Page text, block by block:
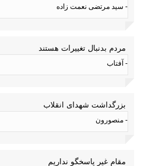
- سید مرتضی نعمت زاده
مردم بدنبال تغییرات هستند
- آفتاب
بزرگداشت شهدای انقلاب
- منصورون
مقام غیر پاسخگو نداریم